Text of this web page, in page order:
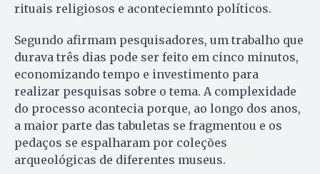
rituais religiosos e aconteciemnto políticos.
Segundo afirmam pesquisadores, um trabalho que
durava três dias pode ser feito em cinco minutos,
economizando tempo e investimento para
realizar pesquisas sobre o tema. A complexidade
do processo acontecia porque, ao longo dos anos,
a maior parte das tabuletas se fragmentou e os
pedaços se espalharam por coleções
arqueológicas de diferentes museus.